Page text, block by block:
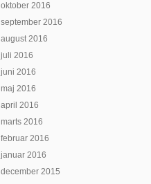
oktober 2016
september 2016
august 2016
juli 2016
juni 2016
maj 2016
april 2016
marts 2016
februar 2016
januar 2016
december 2015